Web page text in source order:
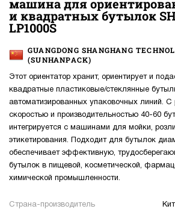
машина для
и квадратных бутылок
LP1000S
GUANGDONG SHANGHANG
(SUNHANPACK)
Этот ориентатор хранит, ориентирует и
квадратные пластиковые/стеклянные
автоматизированных упаковочных линий. С
скоростью и производительностью 40-60
интегрируется с машинами для мойки,
этикетирования. Подходит для бутылок
обеспечивает эффективную,
бутылок в пищевой, косметической,
химической промышленности.
Страна-производитель